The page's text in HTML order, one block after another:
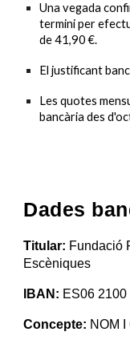
Una vegada
termini per
de41,90 €.
El justificant
Les quotes
bancària des
Dades
Titular: Fundació
Escèniques
IBAN: ES06
Concepte: NOM